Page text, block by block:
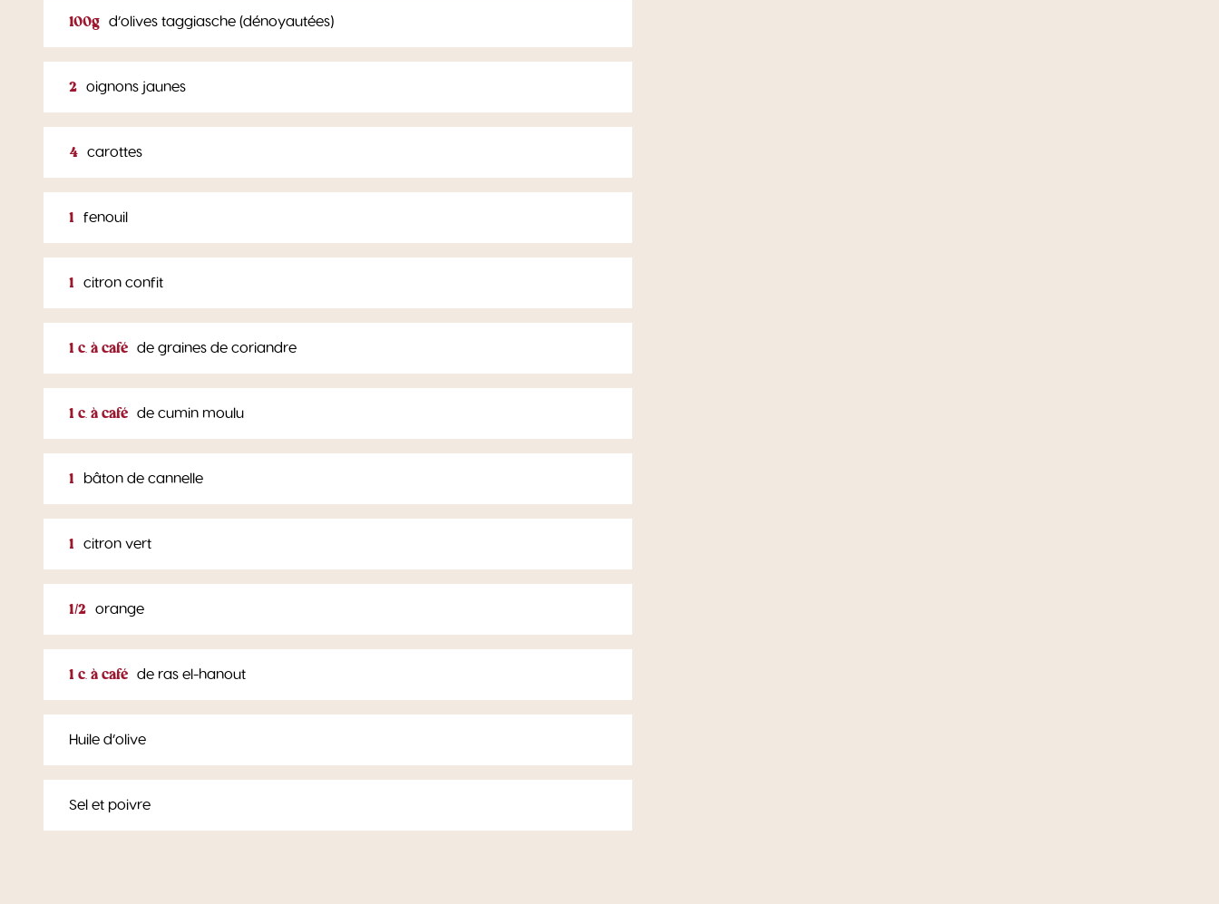
100g d’olives taggiasche (dénoyautées)
2 oignons jaunes
4 carottes
1 fenouil
1 citron confit
1 c. à café de graines de coriandre
1 c. à café de cumin moulu
1 bâton de cannelle
1 citron vert
1/2 orange
1 c. à café de ras el-hanout
Huile d’olive
Sel et poivre